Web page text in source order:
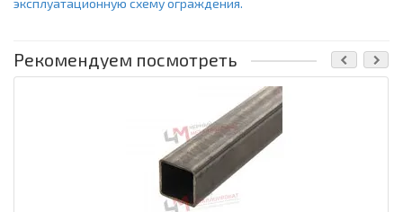
эксплуатационную схему ограждения.
Рекомендуем посмотреть